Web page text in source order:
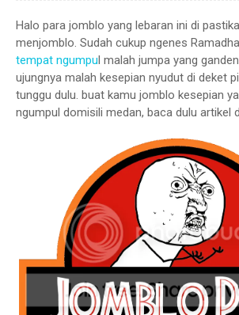
Halo para jomblo yang lebaran ini di
menjomblo. Sudah cukup ngenes
tempat ngumpul malah jumpa yang
ujungnya malah kesepian nyudut di deket
tunggu dulu. buat kamu jomblo kesepian
ngumpul domisili medan, baca dulu artikel